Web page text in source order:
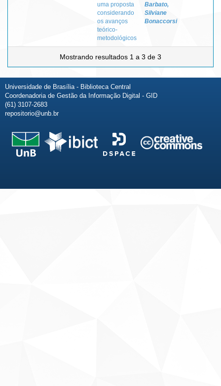
uma proposta
considerando
os avanços
teórico-
metodológicos
Barbato,
Silviane
Bonaccorsi
Mostrando resultados 1 a 3 de 3
Universidade de Brasília - Biblioteca Central
Coordenadoria de Gestão da Informação Digital - GID
(61) 3107-2683
repositorio@unb.br